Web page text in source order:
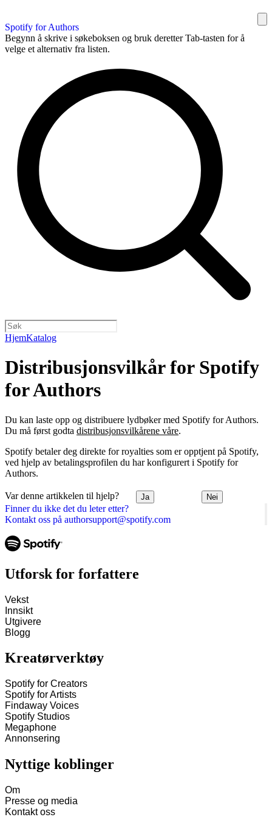
Spotify for Authors
Begynn å skrive i søkeboksen og bruk deretter Tab-tasten for å
velge et alternativ fra listen.
HjemKatalog
Finner du ikke det du leter etter?
Kontakt oss på authorsupport@spotify.com
Distribusjonsvilkår for Spotify
for Authors
Du kan laste opp og distribuere lydbøker med Spotify for Authors.
Du må først godta distribusjonsvilkårene våre.
Spotify betaler deg direkte for royalties som er opptjent på Spotify,
ved hjelp av betalingsprofilen du har konfigurert i Spotify for
Authors.
Var denne artikkelen til hjelp? Ja Nei
Utforsk for forfattere
Vekst
Innsikt
Utgivere
Blogg
Kreatørverktøy
Spotify for Creators
Spotify for Artists
Findaway Voices
Spotify Studios
Megaphone
Annonsering
Nyttige koblinger
Om
Presse og media
Kontakt oss